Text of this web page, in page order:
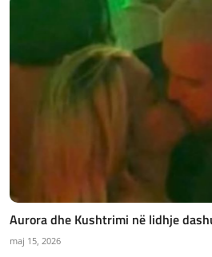
Aurora dhe Kushtrimi në lidhje
maj 15, 2026